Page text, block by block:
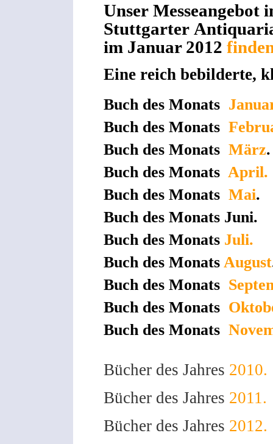
Unser Messeangebot
Stuttgarter
im Januar 2012
Eine reich bebilderte,
Buch des Monats
Buch des Monats
Buch des Monats März.
Buch des Monats April.
Buch des Monats Mai.
Buch des Monats Juni.
Buch des Monats Juli.
Buch des Monats August
Buch des Monats
Buch des Monats
Buch des Monats
Bücher des Jahres 2010.
Bücher des Jahres 2011.
Bücher des Jahres 2012.